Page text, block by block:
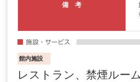
備 考
館内施設
レストラン、禁煙ルー